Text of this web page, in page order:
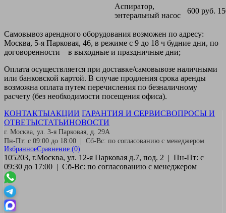
Аспиратор,
энтеральный насос
600 руб.
Самовывоз арендного оборудования возможен по адресу:
Москва, 5-я Парковая, 46, в режиме с 9 до 18 ч будние дни, по
договоренности – в выходные и праздничные дни;
Оплата осуществляется при доставке/самовывозе наличными
или банковской картой. В случае продления срока аренды
возможна оплата путем перечисления по безналичному
расчету (без необходимости посещения офиса).
КОНТАКТЫАКЦИИ ГАРАНТИЯ И СЕРВИСВОПРОСЫ И
ОТВЕТЫСТАТЬИНОВОСТИ
г. Москва, ул. 3-я Парковая, д. 29А
Пн-Пт: с 09:00 до 18:00 | Сб-Вс: по согласованию с менеджером
ИзбранноеСравнение (0)
105203, г.Москва, ул. 12-я Парковая д.7, под. 2 | Пн-Пт: с
09:30 до 17:00 | Сб-Вс: по согласованию с менеджером